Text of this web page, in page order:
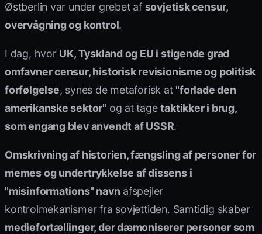
Østberlin var under grebet af sovjetisk censur,
overvågning og kontrol.
I dag, hvor UK, Tyskland og EU i stigende grad
omfavner censur, historisk revisionisme og politisk
forfølgelse, synes de metaforisk at "forlade den
amerikanske sektor" og at tagetaktikker i brug,
som engang blev anvendt af USSR.
Omskrivning af historien, fængsling af personer for
memes og undertrykkelse af dissens i
"misinformations" navn afspejler
kontrolmekanismer fra sovjettiden. Samtidig skaber
mediefortællinger, der dæmoniserer personer som